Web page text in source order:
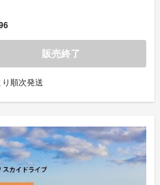
販売終了
順次発送